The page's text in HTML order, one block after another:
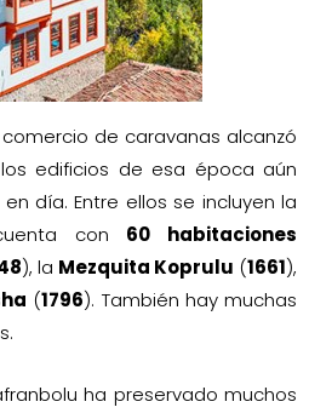
de caravanas alcanzó
edificios de esa época aún
día. Entre ellos se incluyen la
con 60 habitaciones
), la Mezquita Koprulu (1661),
(1796). También hay muchas
ha preservado muchos